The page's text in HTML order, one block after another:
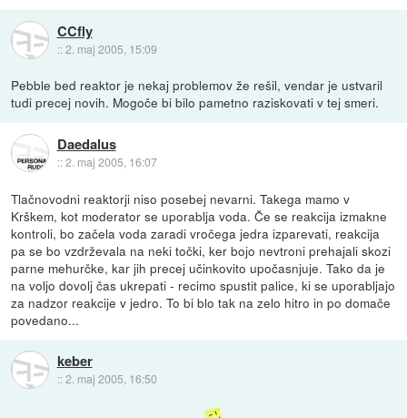
CCfly
::2. maj 2005, 15:09
Pebble bed reaktor je nekaj problemov že rešil, vendar je ustvaril
tudi precej novih. Mogoče bi bilo pametno raziskovati v tej smeri.
Daedalus
::2. maj 2005, 16:07
Tlačnovodni reaktorji niso posebej nevarni. Takega mamo v
Krškem, kot moderator se uporablja voda. Če se reakcija izmakne
kontroli, bo začela voda zaradi vročega jedra izparevati, reakcija
pa se bo vzdrževala na neki točki, ker bojo nevtroni prehajali skozi
parne mehurčke, kar jih precej učinkovito upočasnjuje. Tako da je
na voljo dovolj čas ukrepati - recimo spustit palice, ki se uporabljajo
za nadzor reakcije v jedro. To bi blo tak na zelo hitro in po domače
povedano...
keber
::2. maj 2005, 16:50